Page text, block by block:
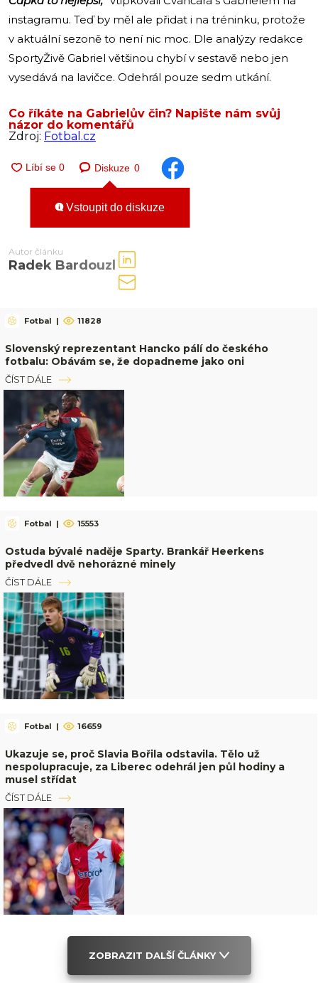
instagramu. Teď by měl ale přidat i na tréninku, protože
v aktuální sezoně to není nic moc. Dle analýzy redakce
SportyŽivě Gabriel většinou chybí v sestavě nebo jen
vysedává na lavičce. Odehrál pouze sedm utkání.
Co říkáte na Gabrielův čin? Napište nám svůj
názor do komentářů
Zdroj: Fotbal.cz
Diskuze 0
Vstoupit do diskuze
Autor článku
Radek Bardouzl
Fotbal | 11828
Slovenský reprezentant Hancko pálí do českého
fotbalu: Obávám se, že dopadneme jako oni
ČÍST DÁLE
Fotbal | 15553
Ostuda bývalé naděje Sparty. Brankář Heerkens
předvedl dvě nehorázné minely
ČÍST DÁLE
Fotbal | 16659
Ukazuje se, proč Slavia Bořila odstavila. Tělo už
nespolupracuje, za Liberec odehrál jen půl hodiny a
musel střídat
ČÍST DÁLE
ZOBRAZIT DALŠÍ ČLÁNKY